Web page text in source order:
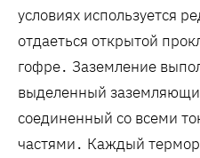
условиях используется
отдаеться открытой
гофре․ Заземление
выделенный
соединенный со всеми
частями․ Каждый